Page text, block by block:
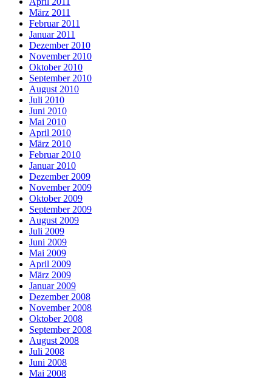
März 2011
Februar 2011
Januar 2011
Dezember 2010
November 2010
Oktober 2010
September 2010
August 2010
Juli 2010
Juni 2010
Mai 2010
April 2010
März 2010
Februar 2010
Januar 2010
Dezember 2009
November 2009
Oktober 2009
September 2009
August 2009
Juli 2009
Juni 2009
Mai 2009
April 2009
März 2009
Januar 2009
Dezember 2008
November 2008
Oktober 2008
September 2008
August 2008
Juli 2008
Juni 2008
Mai 2008